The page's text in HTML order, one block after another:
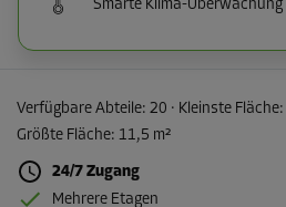
Smarte Klima-Überwachung
Verfügbare Abteile: 20 · Kleinste Fläche:
Größte Fläche: 11,5 m²
24/7 Zugang
Mehrere Etagen